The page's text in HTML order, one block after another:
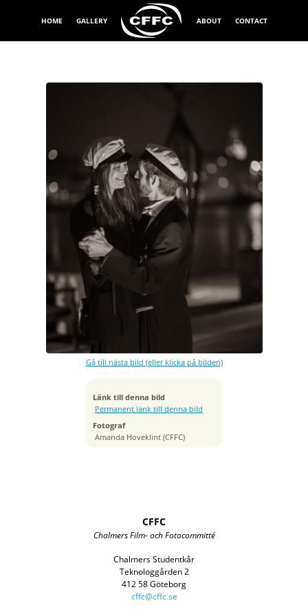
HOME GALLERY ABOUT CONTACT
Gå till nästa bild (eller klicka på bilden)
Länk till denna bild
Permanent länk till denna bild
Fotograf
Amanda Hoveklint (CFFC)
Exponeringstid
Tagen
ISO
8000
Brännvidd
85 mm
CFFC
Chalmers Film- och Fotocommitté
Chalmers Studentkår
Teknologgården 2
412 58 Göteborg
cffc@cffc.se